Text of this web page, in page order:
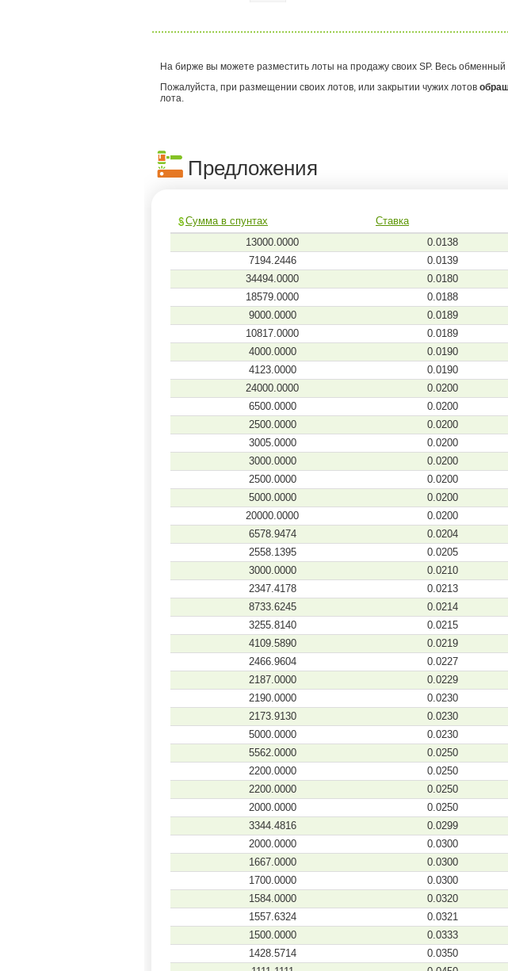
На бирже вы можете разместить лоты на продажу своих SP. Весь
Пожалуйста, при размещении своих лотов, или закрытии чужих лотов
лота.
Предложения
Сумма в спунтах Ставка
13000.0000
0.0138
7194.2446
0.0139
34494.0000
0.0180
18579.0000
0.0188
9000.0000
0.0189
10817.0000
0.0189
4000.0000
0.0190
4123.0000
0.0190
24000.0000
0.0200
6500.0000
0.0200
2500.0000
0.0200
3005.0000
0.0200
3000.0000
0.0200
2500.0000
0.0200
5000.0000
0.0200
20000.0000
0.0200
6578.9474
0.0204
2558.1395
0.0205
3000.0000
0.0210
2347.4178
0.0213
8733.6245
0.0214
3255.8140
0.0215
4109.5890
0.0219
2466.9604
0.0227
2187.0000
0.0229
2190.0000
0.0230
2173.9130
0.0230
5000.0000
0.0230
5562.0000
0.0250
2200.0000
0.0250
2200.0000
0.0250
2000.0000
0.0250
3344.4816
0.0299
2000.0000
0.0300
1667.0000
0.0300
1700.0000
0.0300
1584.0000
0.0320
1557.6324
0.0321
1500.0000
0.0333
1428.5714
0.0350